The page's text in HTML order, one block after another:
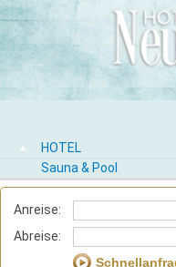
HOTEL
Sauna & Pool
Anreise:
Abreise: